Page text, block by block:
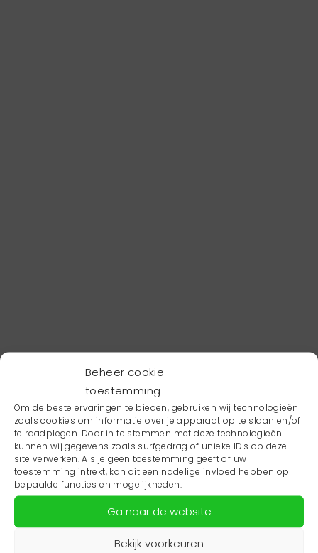
Beheer cookie
toestemming
Om de beste ervaringen te bieden, gebruiken wij technologieën
zoals cookies om informatie over je apparaat op te slaan en/of
te raadplegen. Door in te stemmen met deze technologieën
kunnen wij gegevens zoals surfgedrag of unieke ID's op deze
site verwerken. Als je geen toestemming geeft of uw
toestemming intrekt, kan dit een nadelige invloed hebben op
bepaalde functies en mogelijkheden.
Ga naar de website
Bekijk voorkeuren
Wil je niets missen?
Wil je op de hoogte blijven van het laatste
zorgnieuws in jouw regio? Schrijf je dan in voor
onze nieuwsbrief.